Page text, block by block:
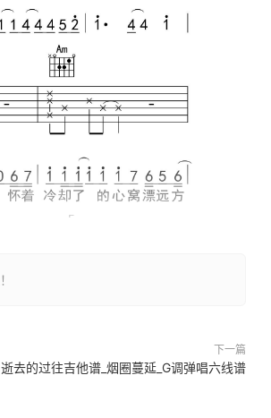
下一篇
逝去的过往吉他谱_烟圈蔓延_G调弹唱六线谱